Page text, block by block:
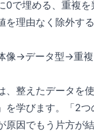
0で埋める、重複
を理由なく除外す
像→データ型→重
、整えたデータを
を学びます。「2
原因でもう片方が